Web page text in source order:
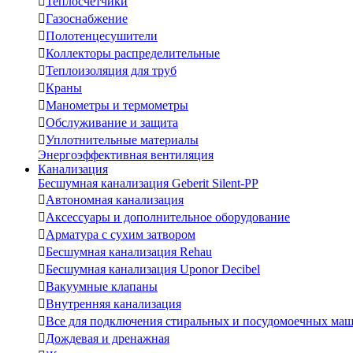
Газоснабжение
Полотенцесушители
Коллекторы распределительные
Теплоизоляция для труб
Краны
Манометры и термометры
Обслуживание и защита
Уплотнительные материалы
Энергоэффективная вентиляция
Канализация
Бесшумная канализация Geberit Silent-PP
Автономная канализация
Аксессуары и дополнительное оборудование
Арматура с сухим затвором
Бесшумная канализация Rehau
Бесшумная канализация Uponor Decibel
Вакуумные клапаны
Внутренняя канализация
Все для подключения стиральных и посудомоечных
Дождевая и дренажная